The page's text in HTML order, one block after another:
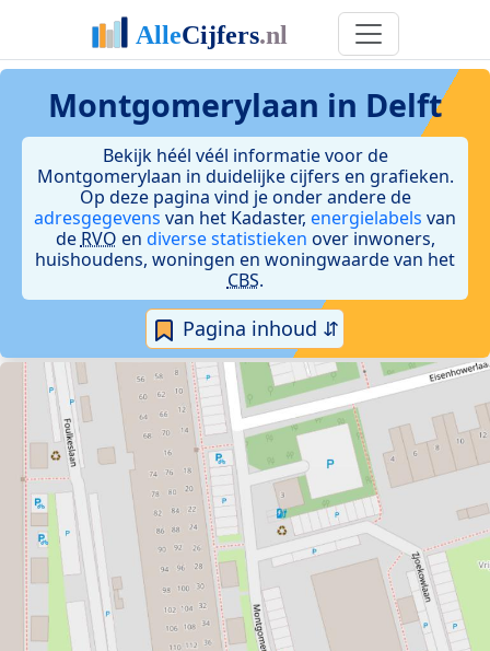
Montgomerylaan in Delft
Bekijk héél véél informatie voor de
Montgomerylaan in duidelijke cijfers en grafieken.
Op deze pagina vind je onder andere de
adresgegevens van het Kadaster, energielabels van
de RVO en diverse statistieken over inwoners,
huishoudens, woningen en woningwaarde van het
CBS.
Pagina inhoud ⇵